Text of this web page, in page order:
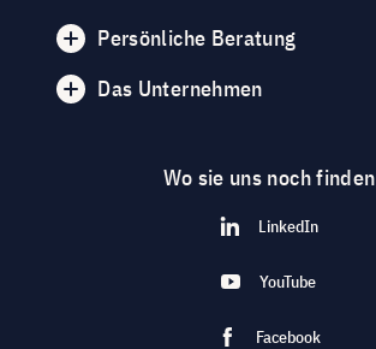
Persönliche Beratung
Das Unternehmen
Wo sie uns noch finden
LinkedIn
YouTube
Facebook